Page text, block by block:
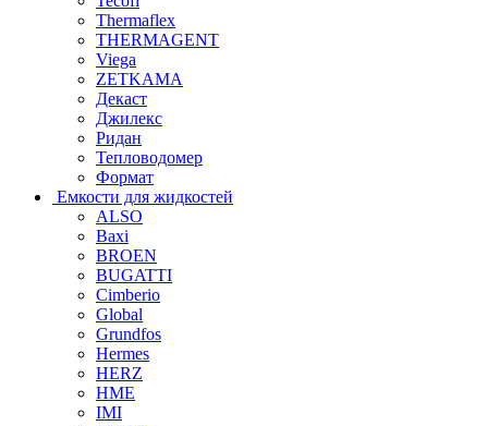
Thermaflex
THERMAGENT
Viega
ZETKAMA
Декаст
Джилекс
Ридан
Тепловодомер
Формат
Емкости для жидкостей
ALSO
Baxi
BROEN
BUGATTI
Cimberio
Global
Grundfos
Hermes
HERZ
HME
IMI